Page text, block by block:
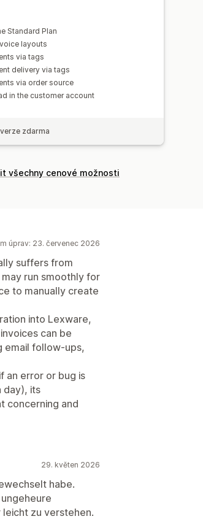
Standard Plan
layouts
via tags
delivery via tags
via order source
in the customer account
zdarma
všechny cenové možnosti
úprav: 23. červenec 2026
suffers from
run smoothly for
to manually create
into Lexware,
can be
email follow-ups,
an error or bug is
day), its
concerning and
29. květen 2026
habe.
leicht zu verstehen.